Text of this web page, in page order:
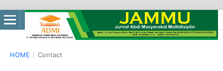
HOME / Contact